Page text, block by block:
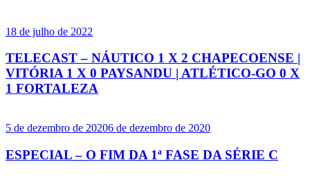
18 de julho de 2022
TELECAST – NÁUTICO 1 X 2 CHAPECOENSE |
VITÓRIA 1 X 0 PAYSANDU | ATLÉTICO-GO 0 X
1 FORTALEZA
5 de dezembro de 20206 de dezembro de 2020
ESPECIAL – O FIM DA 1ª FASE DA SÉRIE C